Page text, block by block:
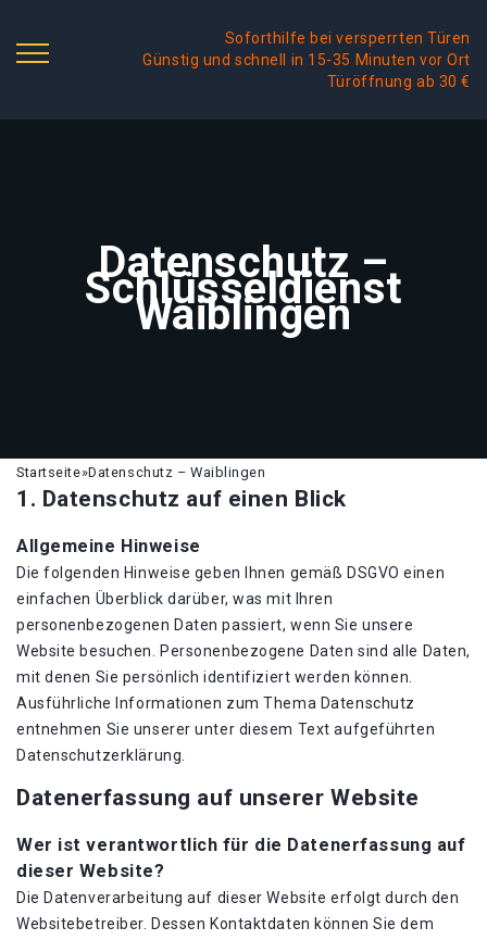
Soforthilfe bei versperrten Türen
Günstig und schnell in 15-35 Minuten vor Ort
Türöffnung ab 30 €
Datenschutz –
Schlüsseldienst
Waiblingen
Startseite»Datenschutz – Waiblingen
1. Datenschutz auf einen Blick
Allgemeine Hinweise
Die folgenden Hinweise geben Ihnen gemäß DSGVO einen
einfachen Überblick darüber, was mit Ihren
personenbezogenen Daten passiert, wenn Sie unsere
Website besuchen. Personenbezogene Daten sind alle Daten,
mit denen Sie persönlich identifiziert werden können.
Ausführliche Informationen zum Thema Datenschutz
entnehmen Sie unserer unter diesem Text aufgeführten
Datenschutzerklärung.
Datenerfassung auf unserer Website
Wer ist verantwortlich für die Datenerfassung auf
dieser Website?
Die Datenverarbeitung auf dieser Website erfolgt durch den
Websitebetreiber. Dessen Kontaktdaten können Sie dem